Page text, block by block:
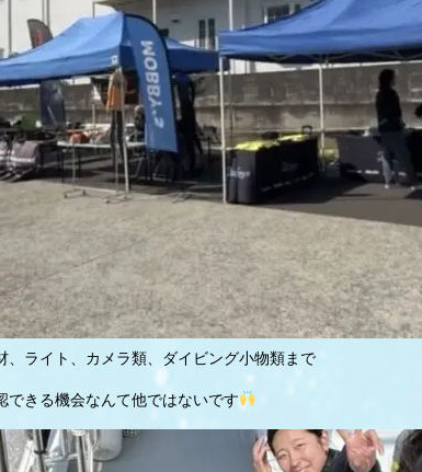
、ライト、カメラ類、ダイビング小物類まで
できる機会なんて他ではないです